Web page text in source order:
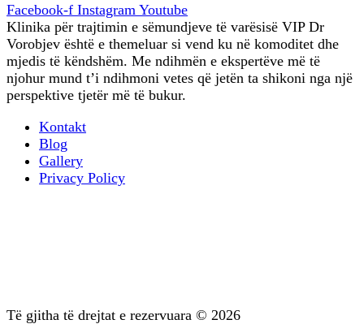
Facebook-f Instagram Youtube
Klinika për trajtimin e sëmundjeve të varësisë VIP Dr
Vorobjev është e themeluar si vend ku në komoditet dhe
mjedis të këndshëm. Me ndihmën e ekspertëve më të
njohur mund t’i ndihmoni vetes që jetën ta shikoni nga një
perspektive tjetër më të bukur.
Kontakt
Blog
Gallery
Privacy Policy
Të gjitha të drejtat e rezervuara © 2026